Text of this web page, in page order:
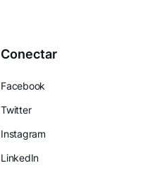
Conectar
Facebook
Twitter
Instagram
LinkedIn